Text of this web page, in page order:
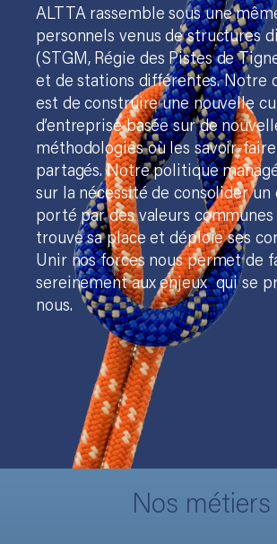
ALTTA rassemble sous une
personnels venus de structures
(STGM, Régie des Pistes de
et de stations différentes. Notre
est de construire une nouvelle
d’entreprise basée sur de
méthodologies où les savoir-
partagés. Notre politique
sur la nécessité de consolider
porté par des valeurs communes
trouve sa place et déploie ses
Unir nos forces nous permet de
sereinement aux enjeux qui se
nous.
Nos métiers